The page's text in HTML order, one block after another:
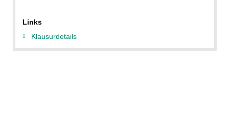
Links
Klausurdetails